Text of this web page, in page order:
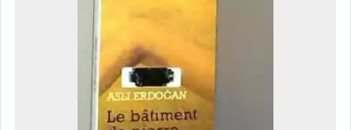
Ressources